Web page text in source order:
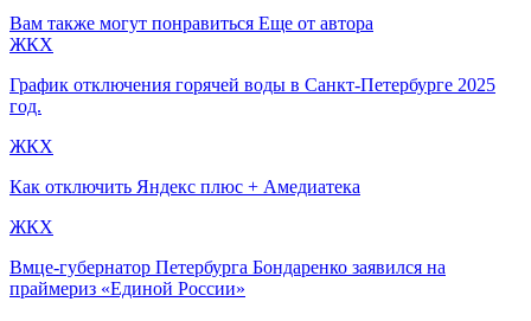
Вам также могут понравиться Еще от автора
ЖКХ
График отключения горячей воды в Санкт-Петербурге 2025
год.
ЖКХ
Как отключить Яндекс плюс + Амедиатека
ЖКХ
Вмце-губернатор Петербурга Бондаренко заявился на
праймериз «Единой России»